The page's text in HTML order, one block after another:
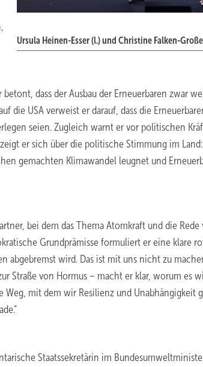
Ursula Heinen-Esser (l.) und Christine Falken-
dass der Ausbau der Erneuerbaren zwar
USA verweist er darauf, dass die
seien. Zugleich warnt er vor politischen
er sich über die politische Stimmung im
gemachten Klimawandel leugnet und
bei dem das Thema Atomkraft und die Rede
Grundprämisse formuliert er eine klare
abgebremst wird. Das ist mit uns nicht zu
Straße von Hormus – macht er klar, worum es
mit dem wir Resilienz und Unabhängigkeit
Staatssekretärin im